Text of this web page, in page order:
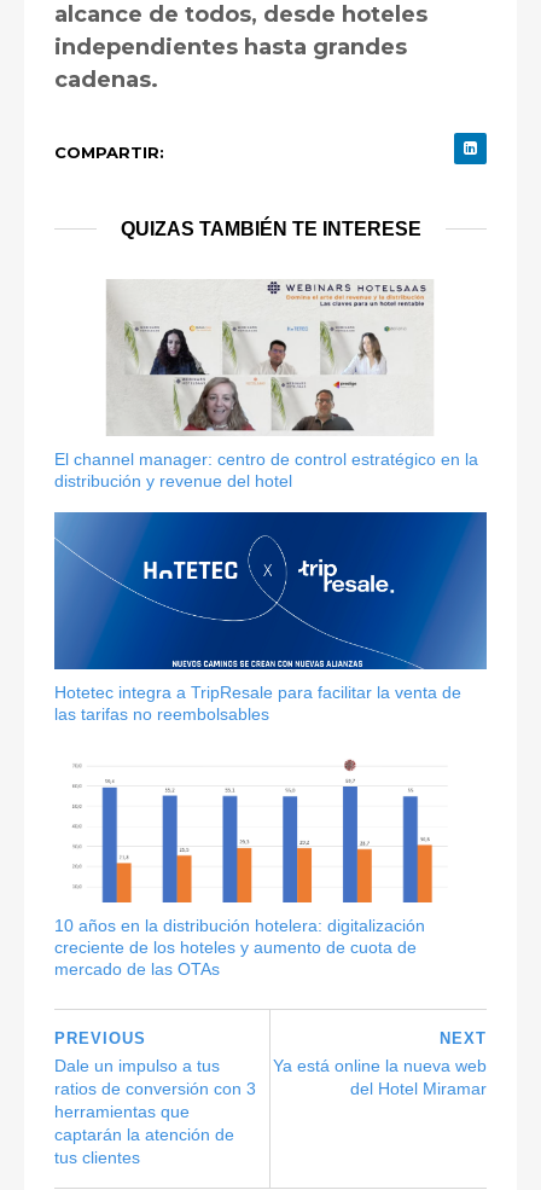
alcance de todos, desde hoteles
independientes hasta grandes
cadenas.
COMPARTIR:
QUIZAS TAMBIÉN TE INTERESE
El channel manager: centro de control estratégico en la
distribución y revenue del hotel
Hotetec integra a TripResale para facilitar la venta de
las tarifas no reembolsables
10 años en la distribución hotelera: digitalización
creciente de los hoteles y aumento de cuota de
mercado de las OTAs
NEXT
Ya está online la nueva web
del Hotel Miramar
PREVIOUS
Dale un impulso a tus
ratios de conversión con 3
herramientas que
captarán la atención de
tus clientes